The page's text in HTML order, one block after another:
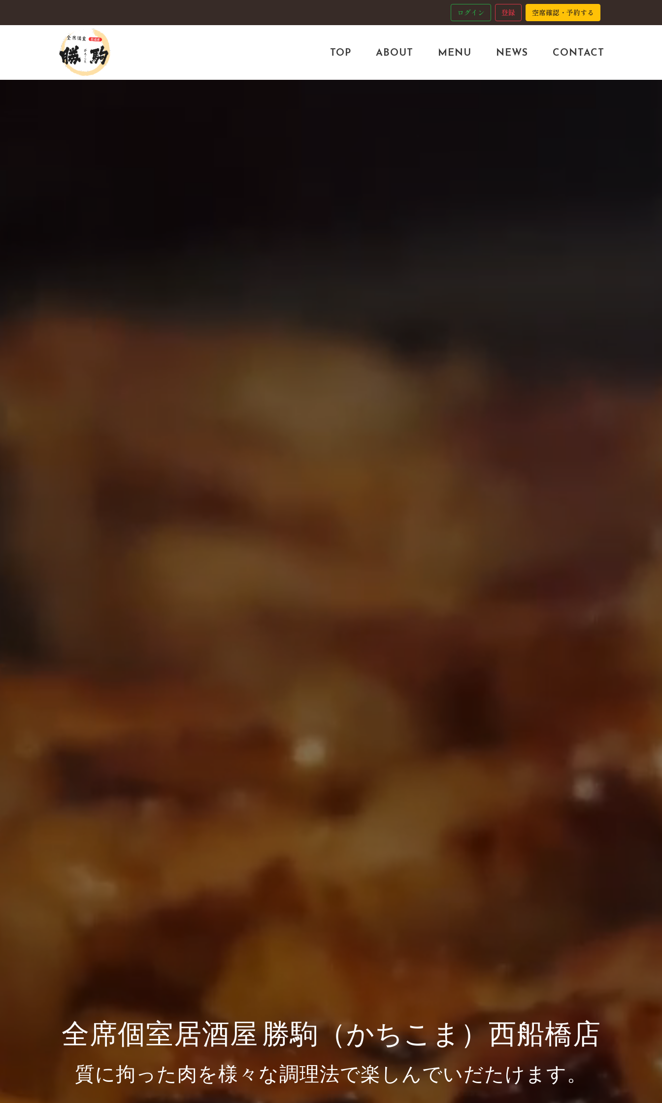
ログイン 登録 空席確認・予約する
TOP ABOUT MENU NEWS CONTACT
全席個室居酒屋 勝駒（かちこま）西船橋店
質に拘った肉を様々な調理法で楽しんでいだたけます。